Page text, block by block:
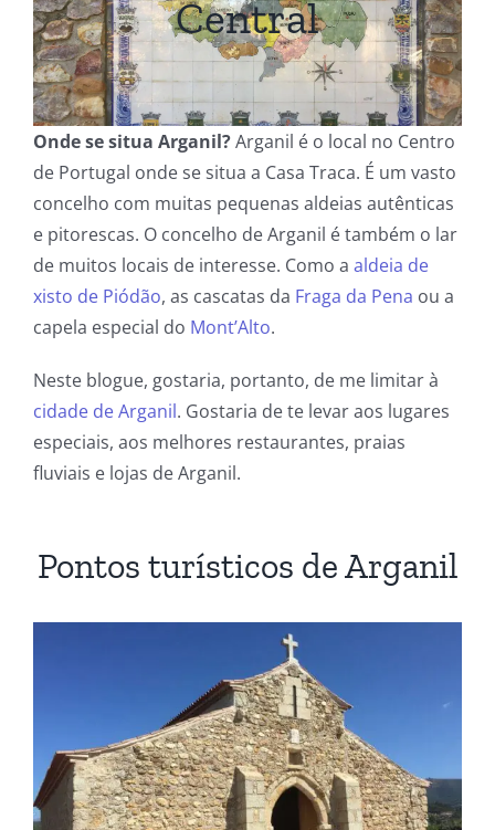
Reservar
Blogs
Central
Onde se situa Arganil?Arganil é o local no Centro
de Portugal onde se situa a Casa Traca. É um vasto
concelho com muitas pequenas aldeias autênticas
e pitorescas. O concelho de Arganil é também o lar
de muitos locais de interesse. Como a aldeia de
xisto de Piódão, as cascatas da Fraga da Pena ou a
capela especial do Mont’Alto.
Neste blogue, gostaria, portanto, de me limitar à
cidade de Arganil. Gostaria de te levar aos lugares
especiais, aos melhores restaurantes, praias
fluviais e lojas de Arganil.
Pontos turísticos de Arganil